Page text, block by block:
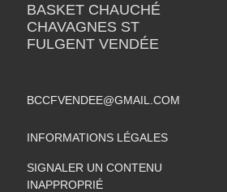
BASKET CHAUCHÉ
CHAVAGNES ST
FULGENT VENDÉE
BCCFVENDEE@GMAIL.COM
INFORMATIONS LÉGALES
SIGNALER UN CONTENU
INAPPROPRIÉ